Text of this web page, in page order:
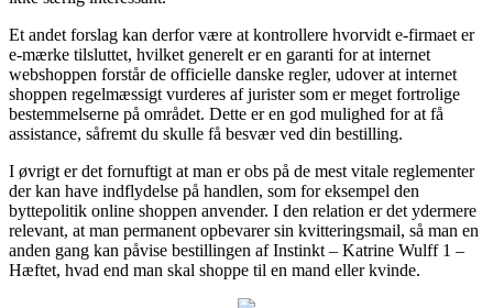
Et andet forslag kan derfor være at kontrollere hvorvidt e-firmaet er
e-mærke tilsluttet, hvilket generelt er en garanti for at internet
webshoppen forstår de officielle danske regler, udover at internet
shoppen regelmæssigt vurderes af jurister som er meget fortrolige
bestemmelserne på området. Dette er en god mulighed for at få
assistance, såfremt du skulle få besvær ved din bestilling.
I øvrigt er det fornuftigt at man er obs på de mest vitale reglementer
der kan have indflydelse på handlen, som for eksempel den
byttepolitik online shoppen anvender. I den relation er det ydermere
relevant, at man permanent opbevarer sin kvitteringsmail, så man en
anden gang kan påvise bestillingen af Instinkt – Katrine Wulff 1 –
Hæftet, hvad end man skal shoppe til en mand eller kvinde.